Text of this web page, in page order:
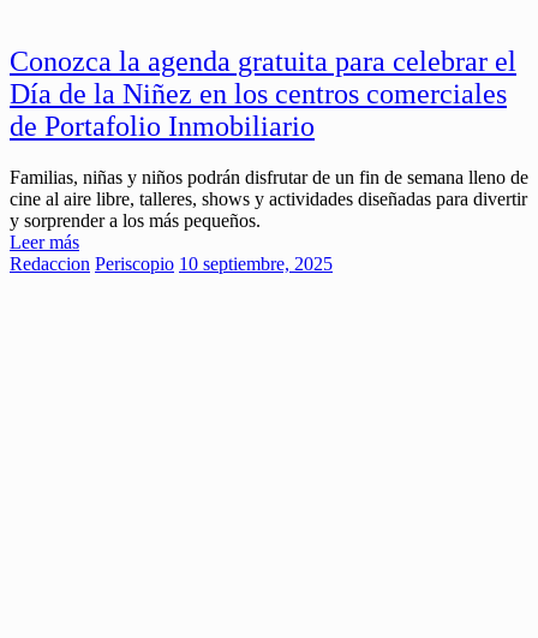
Conozca la agenda gratuita para celebrar el
Día de la Niñez en los centros comerciales
de Portafolio Inmobiliario
Familias, niñas y niños podrán disfrutar de un fin de semana lleno de
cine al aire libre, talleres, shows y actividades diseñadas para divertir
y sorprender a los más pequeños.
Leer más
Redaccion Periscopio 10 septiembre, 2025